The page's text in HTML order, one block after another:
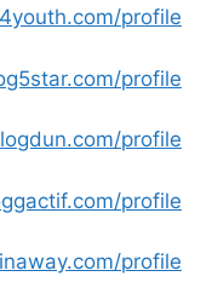
profile
profile
profile
profile
profile